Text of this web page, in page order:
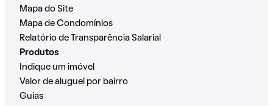
Mapa do Site
Mapa de Condomínios
Relatório de Transparência Salarial
Produtos
Indique um imóvel
Valor de aluguel por bairro
Guias